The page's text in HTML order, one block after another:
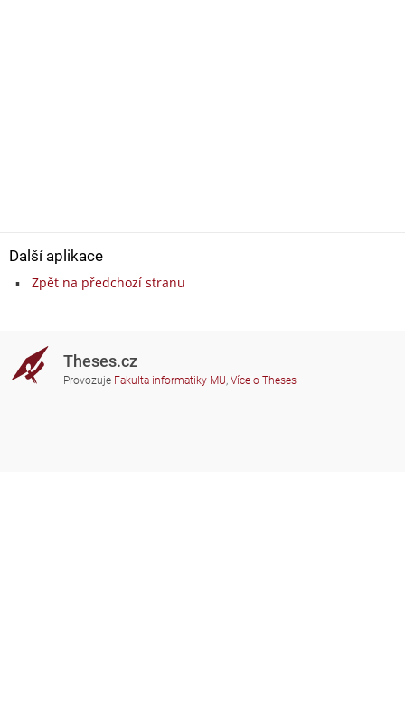
Další aplikace
Zpět na předchozí stranu
Theses.cz
Provozuje Fakulta informatiky MU, Více o Theses